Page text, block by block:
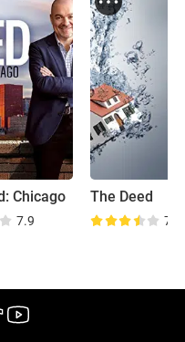
Chicago
7.9
The Deed
7.6